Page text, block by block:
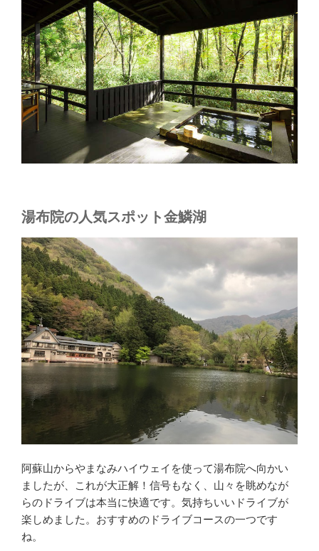
湯布院の人気スポット金鱗湖
阿蘇山からやまなみハイウェイを使って湯布院へ向かい
ましたが、これが大正解！信号もなく、山々を眺めなが
らのドライブは本当に快適です。気持ちいいドライブが
楽しめました。おすすめのドライブコースの一つです
ね。